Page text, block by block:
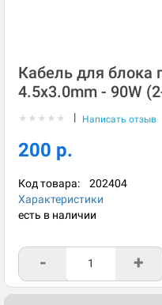
Кабель для блока
4.5x3.0mm - 90W
★ ★ ★ ★ ★ | Написать отзыв
200 р.
Код товара: 202404
Характеристики
есть в наличии
- +